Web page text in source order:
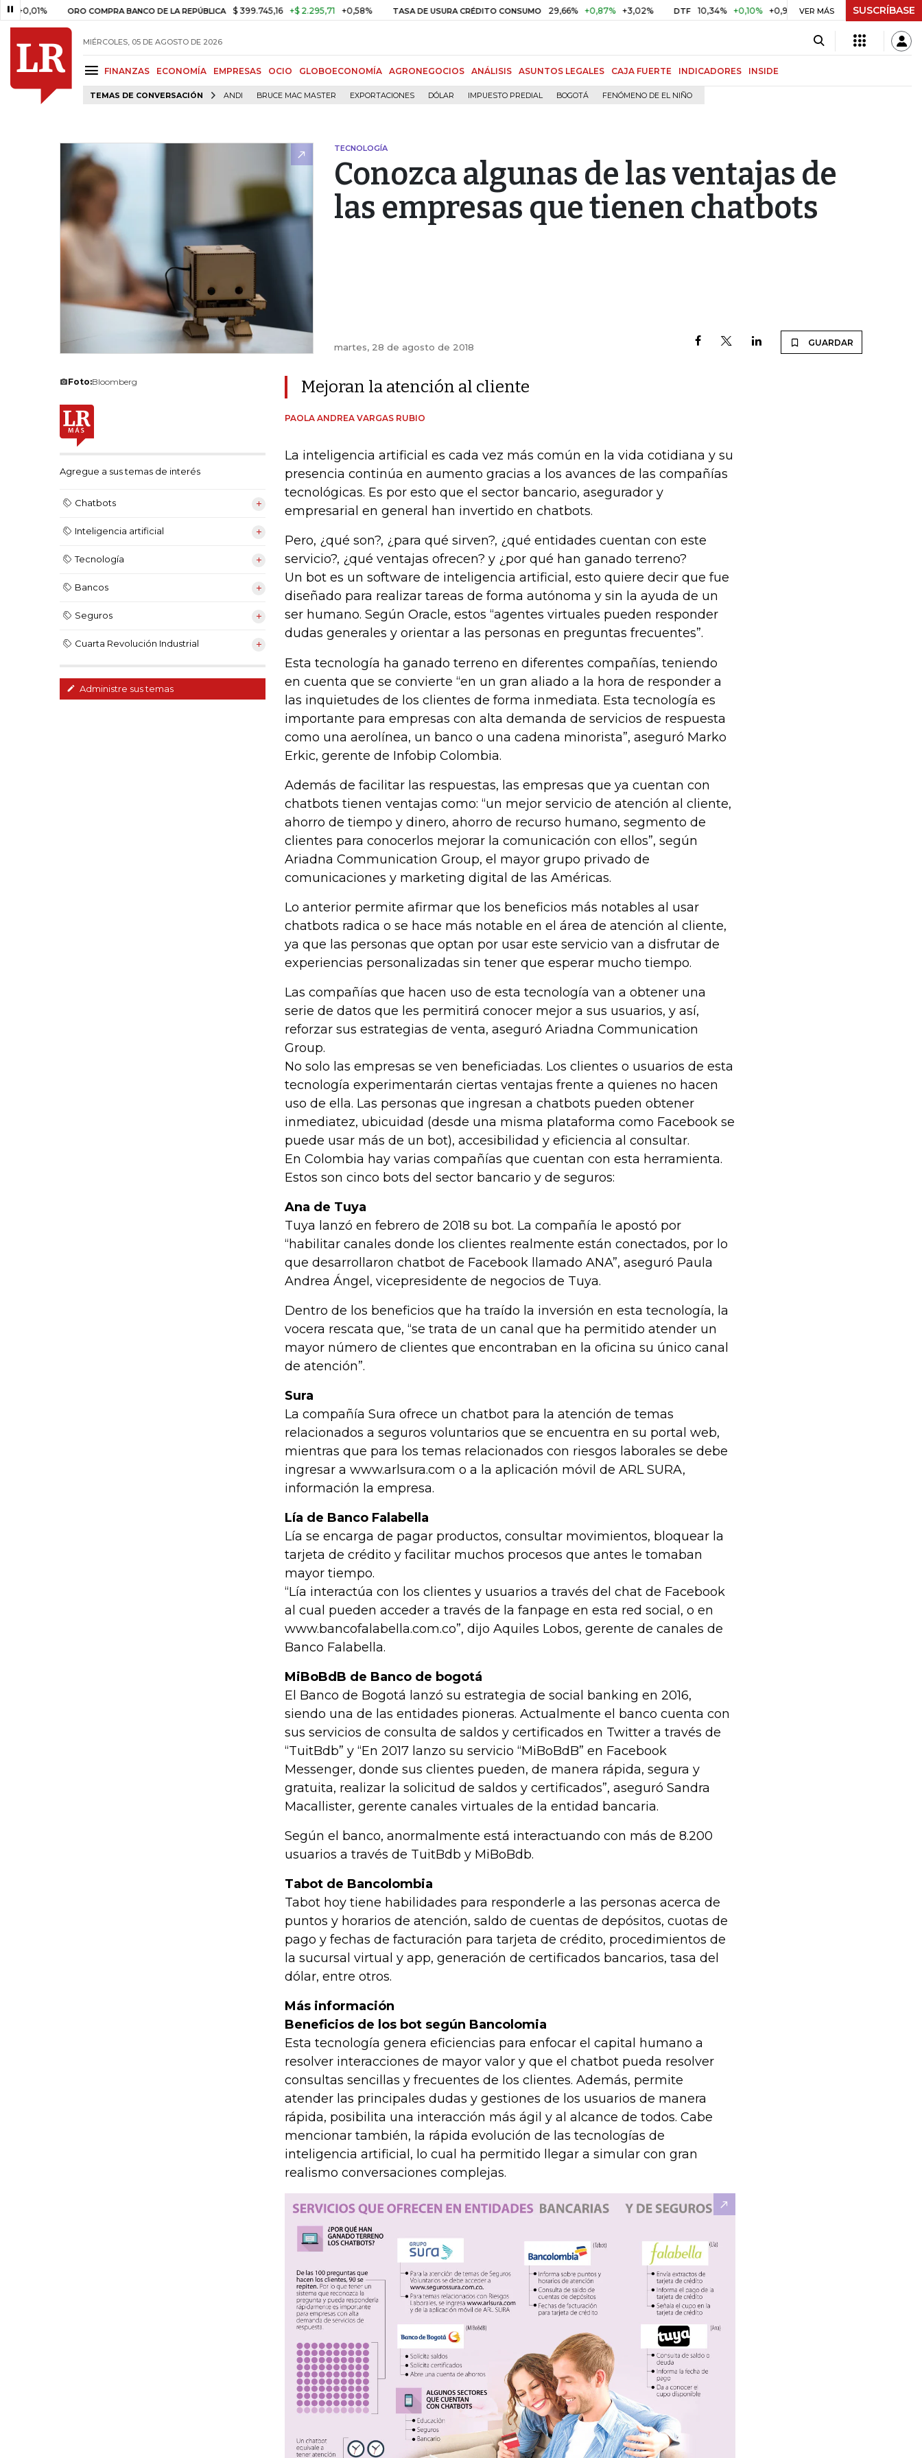
ORO COMPRA BANCO DE LA REPÚBLICA $ 399.745,16 +$ 2.295,71 +0,58% TASA DE USURA CRÉDITO CONSUMO 29,66% +0,87% +3,02% DTF 10,34% +0,10% +0,98% UVR $ 416,81 +$ 0,05 +0,01%
VER MÁS SUSCRÍBASE
MIÉRCOLES, 05 DE AGOSTO DE 2026
FINANZAS ECONOMÍA EMPRESAS OCIO GLOBOECONOMÍA AGRONEGOCIOS ANÁLISIS ASUNTOS LEGALES CAJA FUERTE INDICADORES INSIDE
TEMAS DE CONVERSACIÓN ANDI BRUCE MAC MASTER EXPORTACIONES DÓLAR IMPUESTO PREDIAL BOGOTÁ FENÓMENO DE EL NIÑO
TECNOLOGÍA
Conozca algunas de las ventajas de
las empresas que tienen chatbots
martes, 28 de agosto de 2018 GUARDAR
Foto:Bloomberg
Agregue a sus temas de interés
Chatbots
Inteligencia artificial
Tecnología
Bancos
Seguros
Cuarta Revolución Industrial
Administre sus temas
Mejoran la atención al cliente
PAOLA ANDREA VARGAS RUBIO
La inteligencia artificial es cada vez más común en la vida cotidiana y su
presencia continúa en aumento gracias a los avances de las compañías
tecnológicas. Es por esto que el sector bancario, asegurador y
empresarial en general han invertido en chatbots.
Pero, ¿qué son?, ¿para qué sirven?, ¿qué entidades cuentan con este
servicio?, ¿qué ventajas ofrecen? y ¿por qué han ganado terreno?
Un bot es un software de inteligencia artificial, esto quiere decir que fue
diseñado para realizar tareas de forma autónoma y sin la ayuda de un
ser humano. Según Oracle, estos “agentes virtuales pueden responder
dudas generales y orientar a las personas en preguntas frecuentes”.
Esta tecnología ha ganado terreno en diferentes compañías, teniendo
en cuenta que se convierte “en un gran aliado a la hora de responder a
las inquietudes de los clientes de forma inmediata. Esta tecnología es
importante para empresas con alta demanda de servicios de respuesta
como una aerolínea, un banco o una cadena minorista”, aseguró Marko
Erkic, gerente de Infobip Colombia.
Además de facilitar las respuestas, las empresas que ya cuentan con
chatbots tienen ventajas como: “un mejor servicio de atención al cliente,
ahorro de tiempo y dinero, ahorro de recurso humano, segmento de
clientes para conocerlos mejorar la comunicación con ellos”, según
Ariadna Communication Group, el mayor grupo privado de
comunicaciones y marketing digital de las Américas.
Lo anterior permite afirmar que los beneficios más notables al usar
chatbots radica o se hace más notable en el área de atención al cliente,
ya que las personas que optan por usar este servicio van a disfrutar de
experiencias personalizadas sin tener que esperar mucho tiempo.
Las compañías que hacen uso de esta tecnología van a obtener una
serie de datos que les permitirá conocer mejor a sus usuarios, y así,
reforzar sus estrategias de venta, aseguró Ariadna Communication
Group.
No solo las empresas se ven beneficiadas. Los clientes o usuarios de esta
tecnología experimentarán ciertas ventajas frente a quienes no hacen
uso de ella. Las personas que ingresan a chatbots pueden obtener
inmediatez, ubicuidad (desde una misma plataforma como Facebook se
puede usar más de un bot), accesibilidad y eficiencia al consultar.
En Colombia hay varias compañías que cuentan con esta herramienta.
Estos son cinco bots del sector bancario y de seguros:
Ana de Tuya
Tuya lanzó en febrero de 2018 su bot. La compañía le apostó por
“habilitar canales donde los clientes realmente están conectados, por lo
que desarrollaron chatbot de Facebook llamado ANA”, aseguró Paula
Andrea Ángel, vicepresidente de negocios de Tuya.
Dentro de los beneficios que ha traído la inversión en esta tecnología, la
vocera rescata que, “se trata de un canal que ha permitido atender un
mayor número de clientes que encontraban en la oficina su único canal
de atención”.
Sura
La compañía Sura ofrece un chatbot para la atención de temas
relacionados a seguros voluntarios que se encuentra en su portal web,
mientras que para los temas relacionados con riesgos laborales se debe
ingresar a www.arlsura.com o a la aplicación móvil de ARL SURA,
información la empresa.
Lía de Banco Falabella
Lía se encarga de pagar productos, consultar movimientos, bloquear la
tarjeta de crédito y facilitar muchos procesos que antes le tomaban
mayor tiempo.
“Lía interactúa con los clientes y usuarios a través del chat de Facebook
al cual pueden acceder a través de la fanpage en esta red social, o en
www.bancofalabella.com.co”, dijo Aquiles Lobos, gerente de canales de
Banco Falabella.
MiBoBdB de Banco de bogotá
El Banco de Bogotá lanzó su estrategia de social banking en 2016,
siendo una de las entidades pioneras. Actualmente el banco cuenta con
sus servicios de consulta de saldos y certificados en Twitter a través de
“TuitBdb” y “En 2017 lanzo su servicio “MiBoBdB” en Facebook
Messenger, donde sus clientes pueden, de manera rápida, segura y
gratuita, realizar la solicitud de saldos y certificados”, aseguró Sandra
Macallister, gerente canales virtuales de la entidad bancaria.
Según el banco, anormalmente está interactuando con más de 8.200
usuarios a través de TuitBdb y MiBoBdb.
Tabot de Bancolombia
Tabot hoy tiene habilidades para responderle a las personas acerca de
puntos y horarios de atención, saldo de cuentas de depósitos, cuotas de
pago y fechas de facturación para tarjeta de crédito, procedimientos de
la sucursal virtual y app, generación de certificados bancarios, tasa del
dólar, entre otros.
Más información
Beneficios de los bot según Bancolomia
Esta tecnología genera eficiencias para enfocar el capital humano a
resolver interacciones de mayor valor y que el chatbot pueda resolver
consultas sencillas y frecuentes de los clientes. Además, permite
atender las principales dudas y gestiones de los usuarios de manera
rápida, posibilita una interacción más ágil y al alcance de todos. Cabe
mencionar también, la rápida evolución de las tecnologías de
inteligencia artificial, lo cual ha permitido llegar a simular con gran
realismo conversaciones complejas.